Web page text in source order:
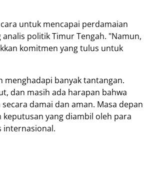
untuk mencapai perdamaian
politik Timur Tengah. "Namun,
komitmen yang tulus untuk
menghadapi banyak tantangan.
dan masih ada harapan bahwa
damai dan aman. Masa depan
yang diambil oleh para
internasional.